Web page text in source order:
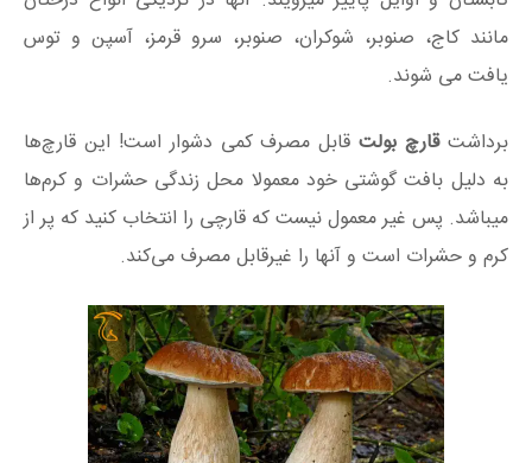
مانند کاج، صنوبر، شوکران، صنوبر، سرو قرمز، آسپن و توس
یافت می شوند.
برداشتقارچ بولتقابل مصرف کمی دشوار است! این قارچ‌ها
به دلیل بافت گوشتی خود معمولا محل زندگی حشرات و کرم‌ها
میباشد. پس غیر معمول نیست که قارچی را انتخاب کنید که پر از
کرم و حشرات است و آنها را غیرقابل مصرف می‌کند.